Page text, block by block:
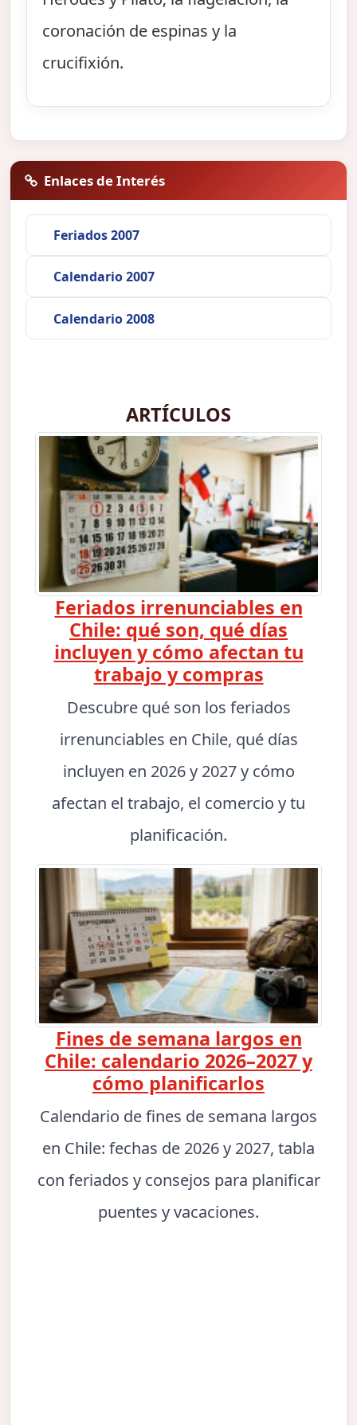
coronación de espinas y la
crucifixión.
Enlaces de Interés
Feriados 2007
Calendario 2007
Calendario 2008
ARTÍCULOS
Feriados irrenunciables en
Chile: qué son, qué días
incluyen y cómo afectan tu
trabajo y compras
Descubre qué son los feriados
irrenunciables en Chile, qué días
incluyen en 2026 y 2027 y cómo
afectan el trabajo, el comercio y tu
planificación.
Fines de semana largos en
Chile: calendario 2026–2027 y
cómo planificarlos
Calendario de fines de semana largos
en Chile: fechas de 2026 y 2027, tabla
con feriados y consejos para planificar
puentes y vacaciones.